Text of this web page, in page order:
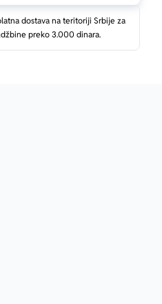
dostava na teritoriji Srbije za
preko 3.000 dinara.